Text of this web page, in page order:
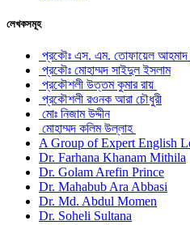
লেখকসমূহ
প্রকৌঃ এস. এম. তোফায়েল আহমাদ
প্রকৌঃ মোহাম্মদ সাইদুল ইসলাম
প্রকৌশলী উত্তম কুমার রায়
প্রকৌশলী রওনক আরা চৌধুরী
মোঃ নিজাম উদ্দীন
মোহাম্মদ কলিম উল্লাহ
A Group of Expert English
Dr. Farhana Khanam Mithila
Dr. Golam Arefin Prince
Dr. Mahabub Ara Abbasi
Dr. Md. Abdul Momen
Dr. Soheli Sultana